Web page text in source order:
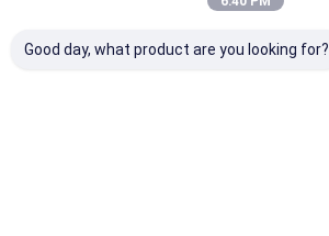
Good day, what product are you looking for?